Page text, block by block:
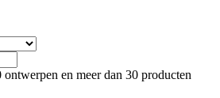
en meer dan 30 producten